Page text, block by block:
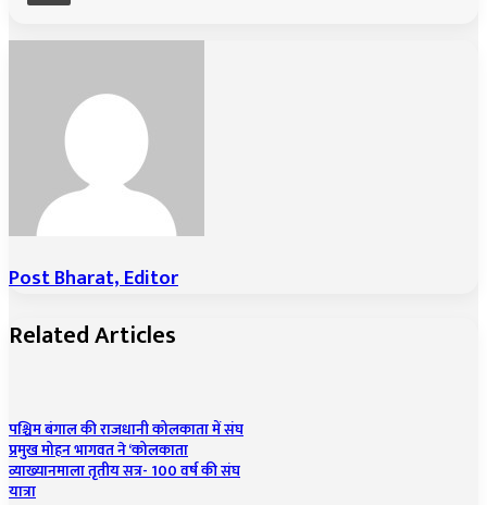
Post Bharat, Editor
Related Articles
पश्चिम बंगाल की राजधानी कोलकाता में संघ
प्रमुख मोहन भागवत ने ‘कोलकाता
व्याख्यानमाला तृतीय सत्र- 100 वर्ष की संघ
यात्रा